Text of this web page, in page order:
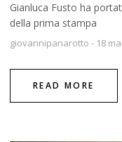
Gianluca Fusto ha
della prima stampa
giovannipanarotto - 18
READ MORE